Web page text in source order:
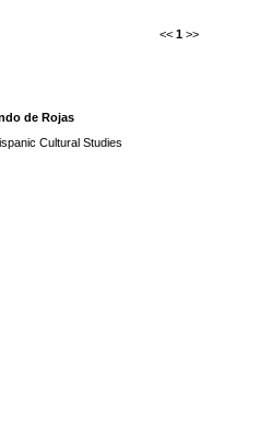
<< 1 >>
de Rojas
Cultural Studies